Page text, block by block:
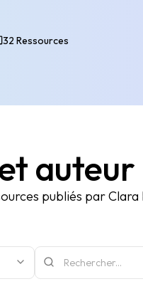
32 Ressources
auteur
publiés par Clara